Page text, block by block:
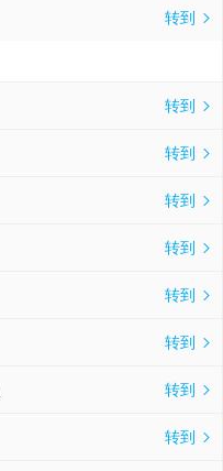
转到 
转到 
转到 
转到 
转到 
转到 
转到 
转到 
转到 